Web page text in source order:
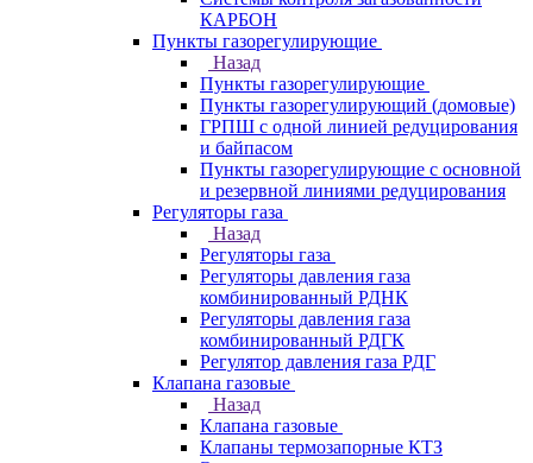
КАРБОН
Пункты газорегулирующие
Назад
Пункты газорегулирующие
Пункты газорегулирующий (домовые)
ГРПШ с одной линией редуцирования
и байпасом
Пункты газорегулирующие с основной
и резервной линиями редуцирования
Регуляторы газа
Назад
Регуляторы газа
Регуляторы давления газа
комбинированный РДНК
Регуляторы давления газа
комбинированный РДГК
Регулятор давления газа РДГ
Клапана газовые
Назад
Клапана газовые
Клапаны термозапорные КТЗ